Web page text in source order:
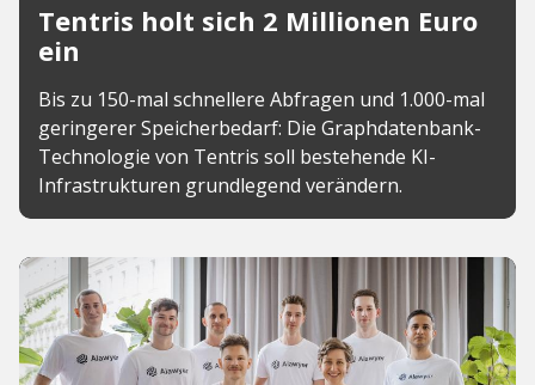
Tentris holt sich 2 Millionen Euro
ein
Bis zu 150-mal schnellere Abfragen und 1.000-mal
geringerer Speicherbedarf: Die Graphdatenbank-
Technologie von Tentris soll bestehende KI-
Infrastrukturen grundlegend verändern.